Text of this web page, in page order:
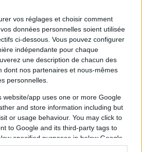
vos réglages et choisir comment
données personnelles soient utilisée
ci-dessous. Vous pouvez configurer
indépendante pour chaque
une description de chacun des
dont nos partenaires et nous-mêmes
personnelles.
website/app uses one or more Google
and store information including but
or usage behaviour. You may click to
to Google and its third-party tags to
specified purposes in below Google
mobilisé pour
des jeunes
que l'accompagnement
ne repose pas
leurs épaules. Le staff a
crucial à jouer dans leur
et leur réussite : "Même
ça va être à nous aussi
armes et les bons